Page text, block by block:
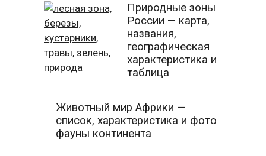
Природные зоны
России — карта,
названия,
географическая
характеристика и
таблица
Животный мир Африки —
список, характеристика и фото
фауны континента